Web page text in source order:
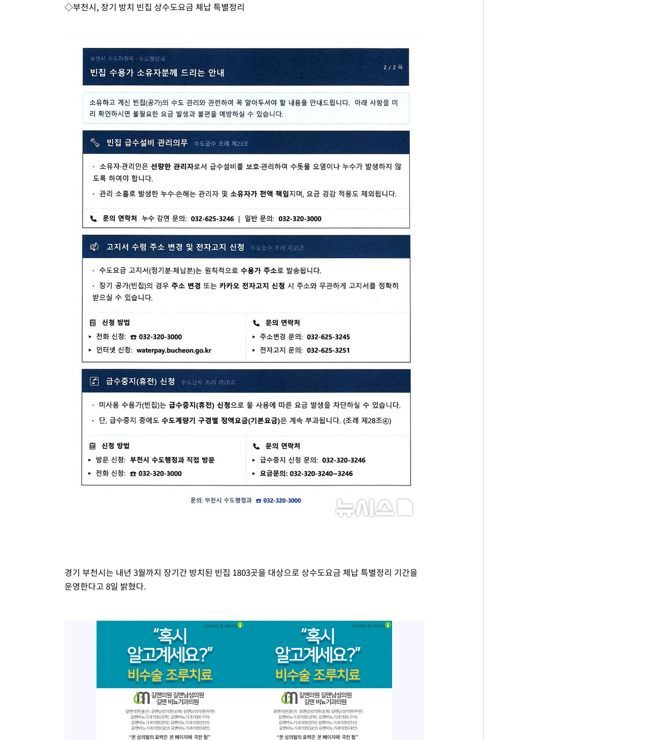
◇부천시, 장기 방치 빈집 상수도요금 체납 특별정리
경기 부천시는 내년 3월까지 장기간 방치된 빈집 1803곳을 대상으로 상수도요금 체납 특별정리 기간을
운영한다고 8일 밝혔다.